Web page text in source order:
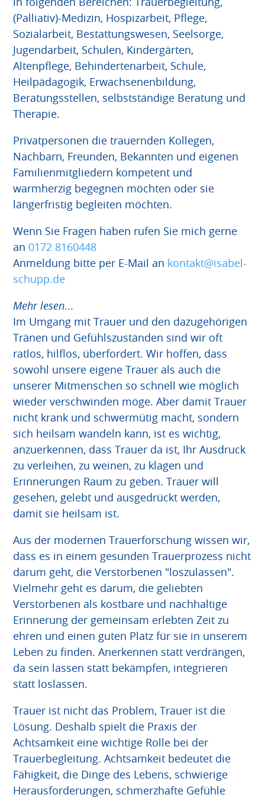
(Palliativ)-Medizin, Hospizarbeit, Pflege,
Sozialarbeit, Bestattungswesen, Seelsorge,
Jugendarbeit, Schulen, Kindergärten,
Altenpflege, Behindertenarbeit, Schule,
Heilpädagogik, Erwachsenenbildung,
Beratungsstellen, selbstständige Beratung und
Therapie.
Privatpersonen die trauernden Kollegen,
Nachbarn, Freunden, Bekannten und eigenen
Familienmitgliedern kompetent und
warmherzig begegnen möchten oder sie
längerfristig begleiten möchten.
Wenn Sie Fragen haben rufen Sie mich gerne
an 0172 8160448
Anmeldung bitte per E-Mail an kontakt@isabel-
schupp.de
Mehr lesen...
Im Umgang mit Trauer und den dazugehörigen
Tränen und Gefühlszuständen sind wir oft
ratlos, hilflos, überfordert. Wir hoffen, dass
sowohl unsere eigene Trauer als auch die
unserer Mitmenschen so schnell wie möglich
wieder verschwinden möge. Aber damit Trauer
nicht krank und schwermütig macht, sondern
sich heilsam wandeln kann, ist es wichtig,
anzuerkennen, dass Trauer da ist, Ihr Ausdruck
zu verleihen, zu weinen, zu klagen und
Erinnerungen Raum zu geben. Trauer will
gesehen, gelebt und ausgedrückt werden,
damit sie heilsam ist.
Aus der modernen Trauerforschung wissen wir,
dass es in einem gesunden Trauerprozess nicht
darum geht, die Verstorbenen "loszulassen".
Vielmehr geht es darum, die geliebten
Verstorbenen als kostbare und nachhaltige
Erinnerung der gemeinsam erlebten Zeit zu
ehren und einen guten Platz für sie in unserem
Leben zu finden. Anerkennen statt verdrängen,
da sein lassen statt bekämpfen, integrieren
statt loslassen.
Trauer ist nicht das Problem, Trauer ist die
Lösung. Deshalb spielt die Praxis der
Achtsamkeit eine wichtige Rolle bei der
Trauerbegleitung. Achtsamkeit bedeutet die
Fähigkeit, die Dinge des Lebens, schwierige
Herausforderungen, schmerzhafte Gefühle